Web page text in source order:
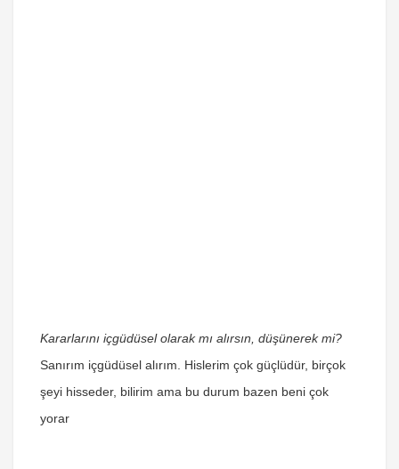
Kararlarını içgüdüsel olarak mı alırsın, düşünerek mi?
Sanırım içgüdüsel alırım. Hislerim çok güçlüdür, birçok
şeyi hisseder, bilirim ama bu durum bazen beni çok
yorar